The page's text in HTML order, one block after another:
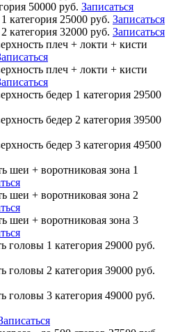
50000 руб. Записаться
категория 25000 руб. Записаться
категория 32000 руб. Записаться
плеч + локти + кисти
плеч + локти + кисти
бедер 1 категория 29500
бедер 2 категория 39500
бедер 3 категория 49500
шеи + воротниковая зона 1
шеи + воротниковая зона 2
шеи + воротниковая зона 3
головы 1 категория 29000 руб.
головы 2 категория 39000 руб.
головы 3 категория 49000 руб.